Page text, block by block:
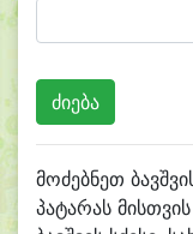
მოძებნეთ
პატარას